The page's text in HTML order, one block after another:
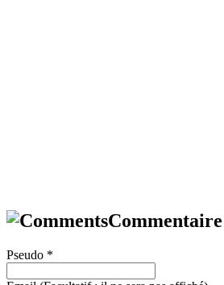
Commentaire
Pseudo *